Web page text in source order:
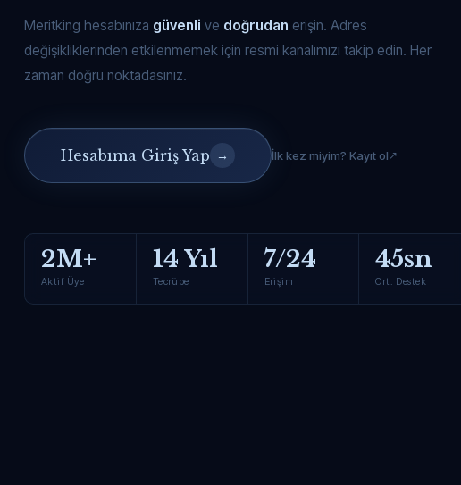
Meritking hesabınıza güvenli ve doğrudan erişin. Adres
değişikliklerinden etkilenmemek için resmi kanalımızı takip edin. Her
zaman doğru noktadasınız.
Hesabıma Giriş Yap → İlk kez miyim? Kayıt ol
2M+
Aktif Üye
14 Yıl
Tecrübe
7/24
Erişim
45sn
Ort. Destek